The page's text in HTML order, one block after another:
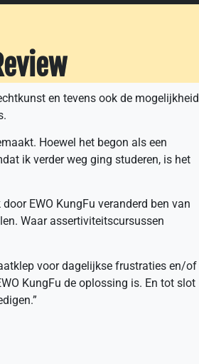
en tevens ook de mogelijkheid
Hoewel het begon als een
ik verder weg ging studeren, is het
EWO KungFu veranderd ben van
Waar assertiviteitscursussen
voor dagelijkse frustraties en/of
KungFu de oplossing is. En tot slot